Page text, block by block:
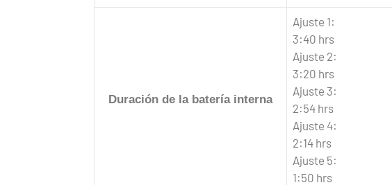
Duración de la batería interna
Ajuste 1:
3:40 hrs
Ajuste 2:
3:20 hrs
Ajuste 3:
2:54 hrs
Ajuste 4:
2:14 hrs
Ajuste 5:
1:50 hrs